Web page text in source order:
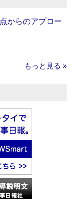
からのアプロー
もっと見る »